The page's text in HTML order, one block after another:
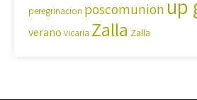
peregrinacion poscomunion up
verano vicaria Zalla Zalla